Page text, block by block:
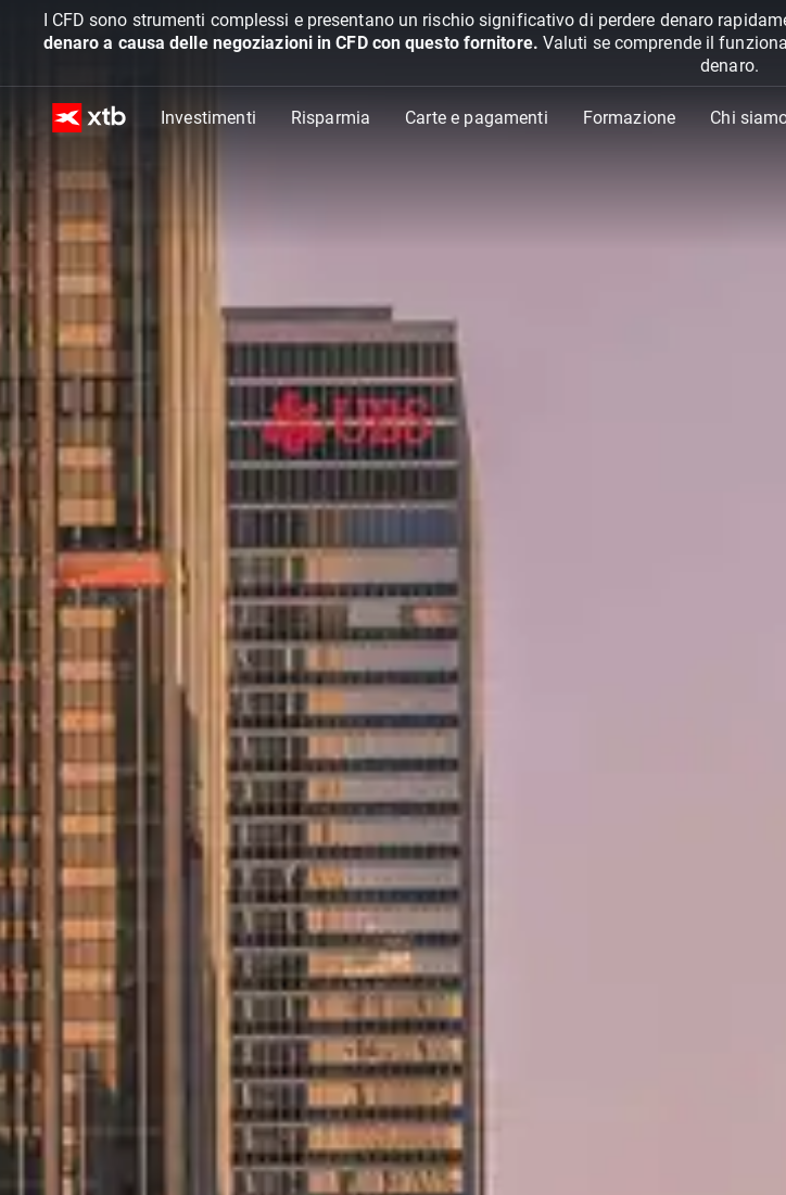
I CFD sono strumenti complessi e presentano un rischio significativo di perdere denaro
denaro a causa delle negoziazioni in CFD con questo fornitore. Valuti se comprende il
denaro.
Investimenti Risparmia Carte e pagamenti Formazione Chi